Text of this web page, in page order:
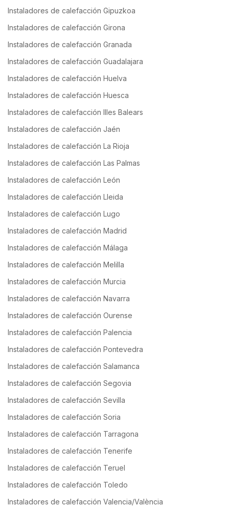
Instaladores de calefacción Gipuzkoa
Instaladores de calefacción Girona
Instaladores de calefacción Granada
Instaladores de calefacción Guadalajara
Instaladores de calefacción Huelva
Instaladores de calefacción Huesca
Instaladores de calefacción Illes Balears
Instaladores de calefacción Jaén
Instaladores de calefacción La Rioja
Instaladores de calefacción Las Palmas
Instaladores de calefacción León
Instaladores de calefacción Lleida
Instaladores de calefacción Lugo
Instaladores de calefacción Madrid
Instaladores de calefacción Málaga
Instaladores de calefacción Melilla
Instaladores de calefacción Murcia
Instaladores de calefacción Navarra
Instaladores de calefacción Ourense
Instaladores de calefacción Palencia
Instaladores de calefacción Pontevedra
Instaladores de calefacción Salamanca
Instaladores de calefacción Segovia
Instaladores de calefacción Sevilla
Instaladores de calefacción Soria
Instaladores de calefacción Tarragona
Instaladores de calefacción Tenerife
Instaladores de calefacción Teruel
Instaladores de calefacción Toledo
Instaladores de calefacción Valencia/València